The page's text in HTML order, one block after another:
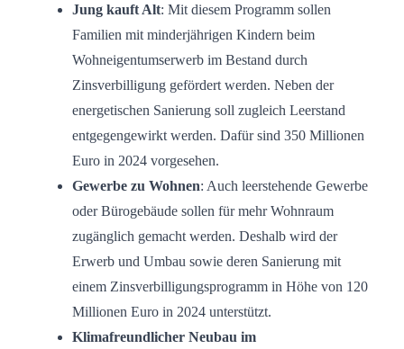
Jung kauft Alt: Mit diesem Programm sollen
Familien mit minderjährigen Kindern beim
Wohneigentumserwerb im Bestand durch
Zinsverbilligung gefördert werden. Neben der
energetischen Sanierung soll zugleich Leerstand
entgegengewirkt werden. Dafür sind 350 Millionen
Euro in 2024 vorgesehen.
Gewerbe zu Wohnen: Auch leerstehende Gewerbe
oder Bürogebäude sollen für mehr Wohnraum
zugänglich gemacht werden. Deshalb wird der
Erwerb und Umbau sowie deren Sanierung mit
einem Zinsverbilligungsprogramm in Höhe von 120
Millionen Euro in 2024 unterstützt.
Klimafreundlicher Neubau im